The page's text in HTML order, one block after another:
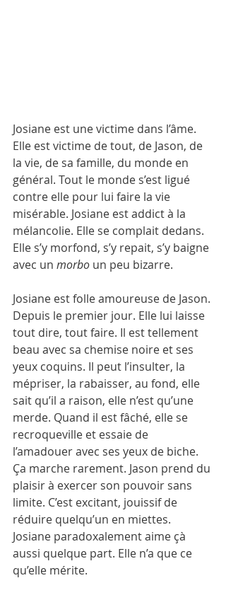
Josiane est une victime dans l’âme.
Elle est victime de tout, de Jason, de
la vie, de sa famille, du monde en
général. Tout le monde s’est ligué
contre elle pour lui faire la vie
misérable. Josiane est addict à la
mélancolie. Elle se complait dedans.
Elle s’y morfond, s’y repait, s’y baigne
avec un morbo un peu bizarre.
Josiane est folle amoureuse de Jason.
Depuis le premier jour. Elle lui laisse
tout dire, tout faire. Il est tellement
beau avec sa chemise noire et ses
yeux coquins. Il peut l’insulter, la
mépriser, la rabaisser, au fond, elle
sait qu’il a raison, elle n’est qu’une
merde. Quand il est fâché, elle se
recroqueville et essaie de
l’amadouer avec ses yeux de biche.
Ça marche rarement. Jason prend du
plaisir à exercer son pouvoir sans
limite. C’est excitant, jouissif de
réduire quelqu’un en miettes.
Josiane paradoxalement aime çà
aussi quelque part. Elle n’a que ce
qu’elle mérite.